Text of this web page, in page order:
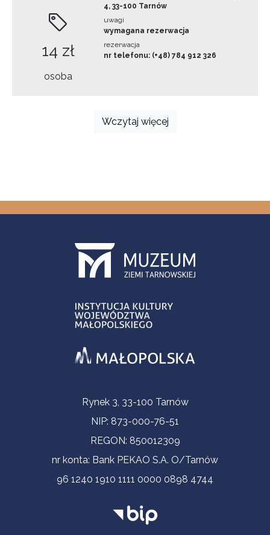
14 zł
osoba
4, 33-100 Tarnów
uwagi
wymagana rezerwacja
rezerwacja
nr telefonu: (+48) 784 912 326
Wczytaj więcej
Informacje kontaktoweRynek 3, 33-100 Tarnów
NIP: 873-000-76-51
REGON: 850012309
nr konta: Bank PEKAO S.A. O/Tarnów
96 1240 1910 1111 0000 0898 4744